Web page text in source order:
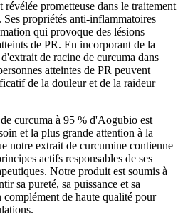
révélée prometteuse dans le traitement
propriétés anti-inflammatoires
qui provoque des lésions
de PR. En incorporant de la
de racine de curcuma dans
atteintes de PR peuvent
de la douleur et de la raideur
curcuma à 95 % d'Aogubio est
et la plus grande attention à la
notre extrait de curcumine contienne
actifs responsables de ses
Notre produit est soumis à
sa pureté, sa puissance et sa
de haute qualité pour